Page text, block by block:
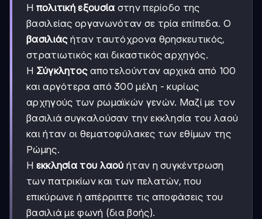
Η πολιτική εξουσία στην περίοδο της
βασιλείας οργανωνόταν σε τρία επίπεδα. Ο
βασιλιάςήταν ταυτόχρονα θρησκευτικός,
στρατιωτικός και δικαστικός αρχηγός.
Η Σύγκλητοςαποτελούνταν αρχικά από 100
και αργότερα από 300 μέλη - κυρίως
αρχηγούς των ρωμαϊκών γενών. Μαζί με τον
βασιλιά συγκαλούσαν την εκκλησία του λαού
και ήταν οι θεματοφύλακες των εθίμων της
Ρώμης.
Η εκκλησία του λαού ήταν η συγκέντρωση
των πατρικίων και των πελατών, που
επικύρωνε ή απέρριπτε τις αποφάσεις του
βασιλιά με φωνή (δια βοής).